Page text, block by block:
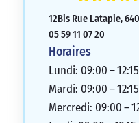
12Bis Rue Latapie,
05 59 11 07 20
Horaires
Lundi: 09:00 –
Mardi: 09:00 –
Mercredi: 09:00 –